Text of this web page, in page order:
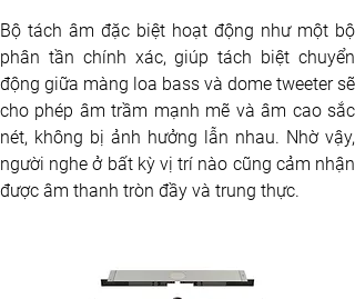
Bộ tách âm đặc biệt hoạt động như một bộ
phân tần chính xác, giúp tách biệt chuyển
động giữa màng loa bass và dome tweeter sẽ
cho phép âm trầm mạnh mẽ và âm cao sắc
nét, không bị ảnh hưởng lẫn nhau. Nhờ vậy,
người nghe ở bất kỳ vị trí nào cũng cảm nhận
được âm thanh tròn đầy và trung thực.